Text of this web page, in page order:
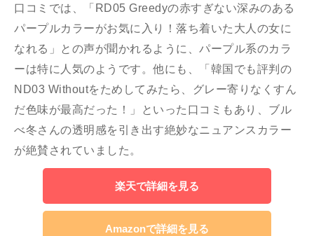
口コミでは、「RD05 Greedyの赤すぎない深みのある
パープルカラーがお気に入り！落ち着いた大人の女に
なれる」との声が聞かれるように、パープル系のカラ
ーは特に人気のようです。他にも、「韓国でも評判の
ND03 Withoutをためしてみたら、グレー寄りなくすん
だ色味が最高だった！」といった口コミもあり、ブル
べ冬さんの透明感を引き出す絶妙なニュアンスカラー
が絶賛されていました。
楽天で詳細を見る
Amazonで詳細を見る